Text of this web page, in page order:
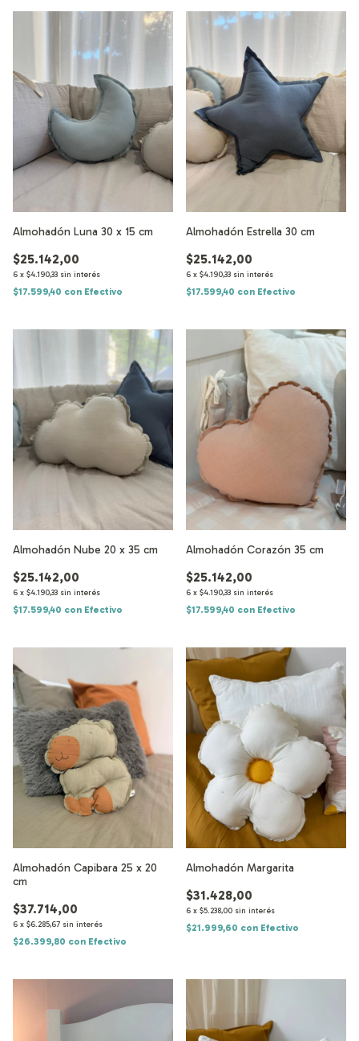
Almohadón Luna 30 x 15 cm
$25.142,00
6 x $4.190,33 sin interés
$17.599,40 con Efectivo
Almohadón Estrella 30 cm
$25.142,00
6 x $4.190,33 sin interés
$17.599,40 con Efectivo
Almohadón Nube 20 x 35 cm
$25.142,00
6 x $4.190,33 sin interés
$17.599,40 con Efectivo
Almohadón Corazón 35 cm
$25.142,00
6 x $4.190,33 sin interés
$17.599,40 con Efectivo
Almohadón Capibara 25 x 20
cm
$37.714,00
6 x $6.285,67 sin interés
$26.399,80 con Efectivo
Almohadón Margarita
$31.428,00
6 x $5.238,00 sin interés
$21.999,60 con Efectivo